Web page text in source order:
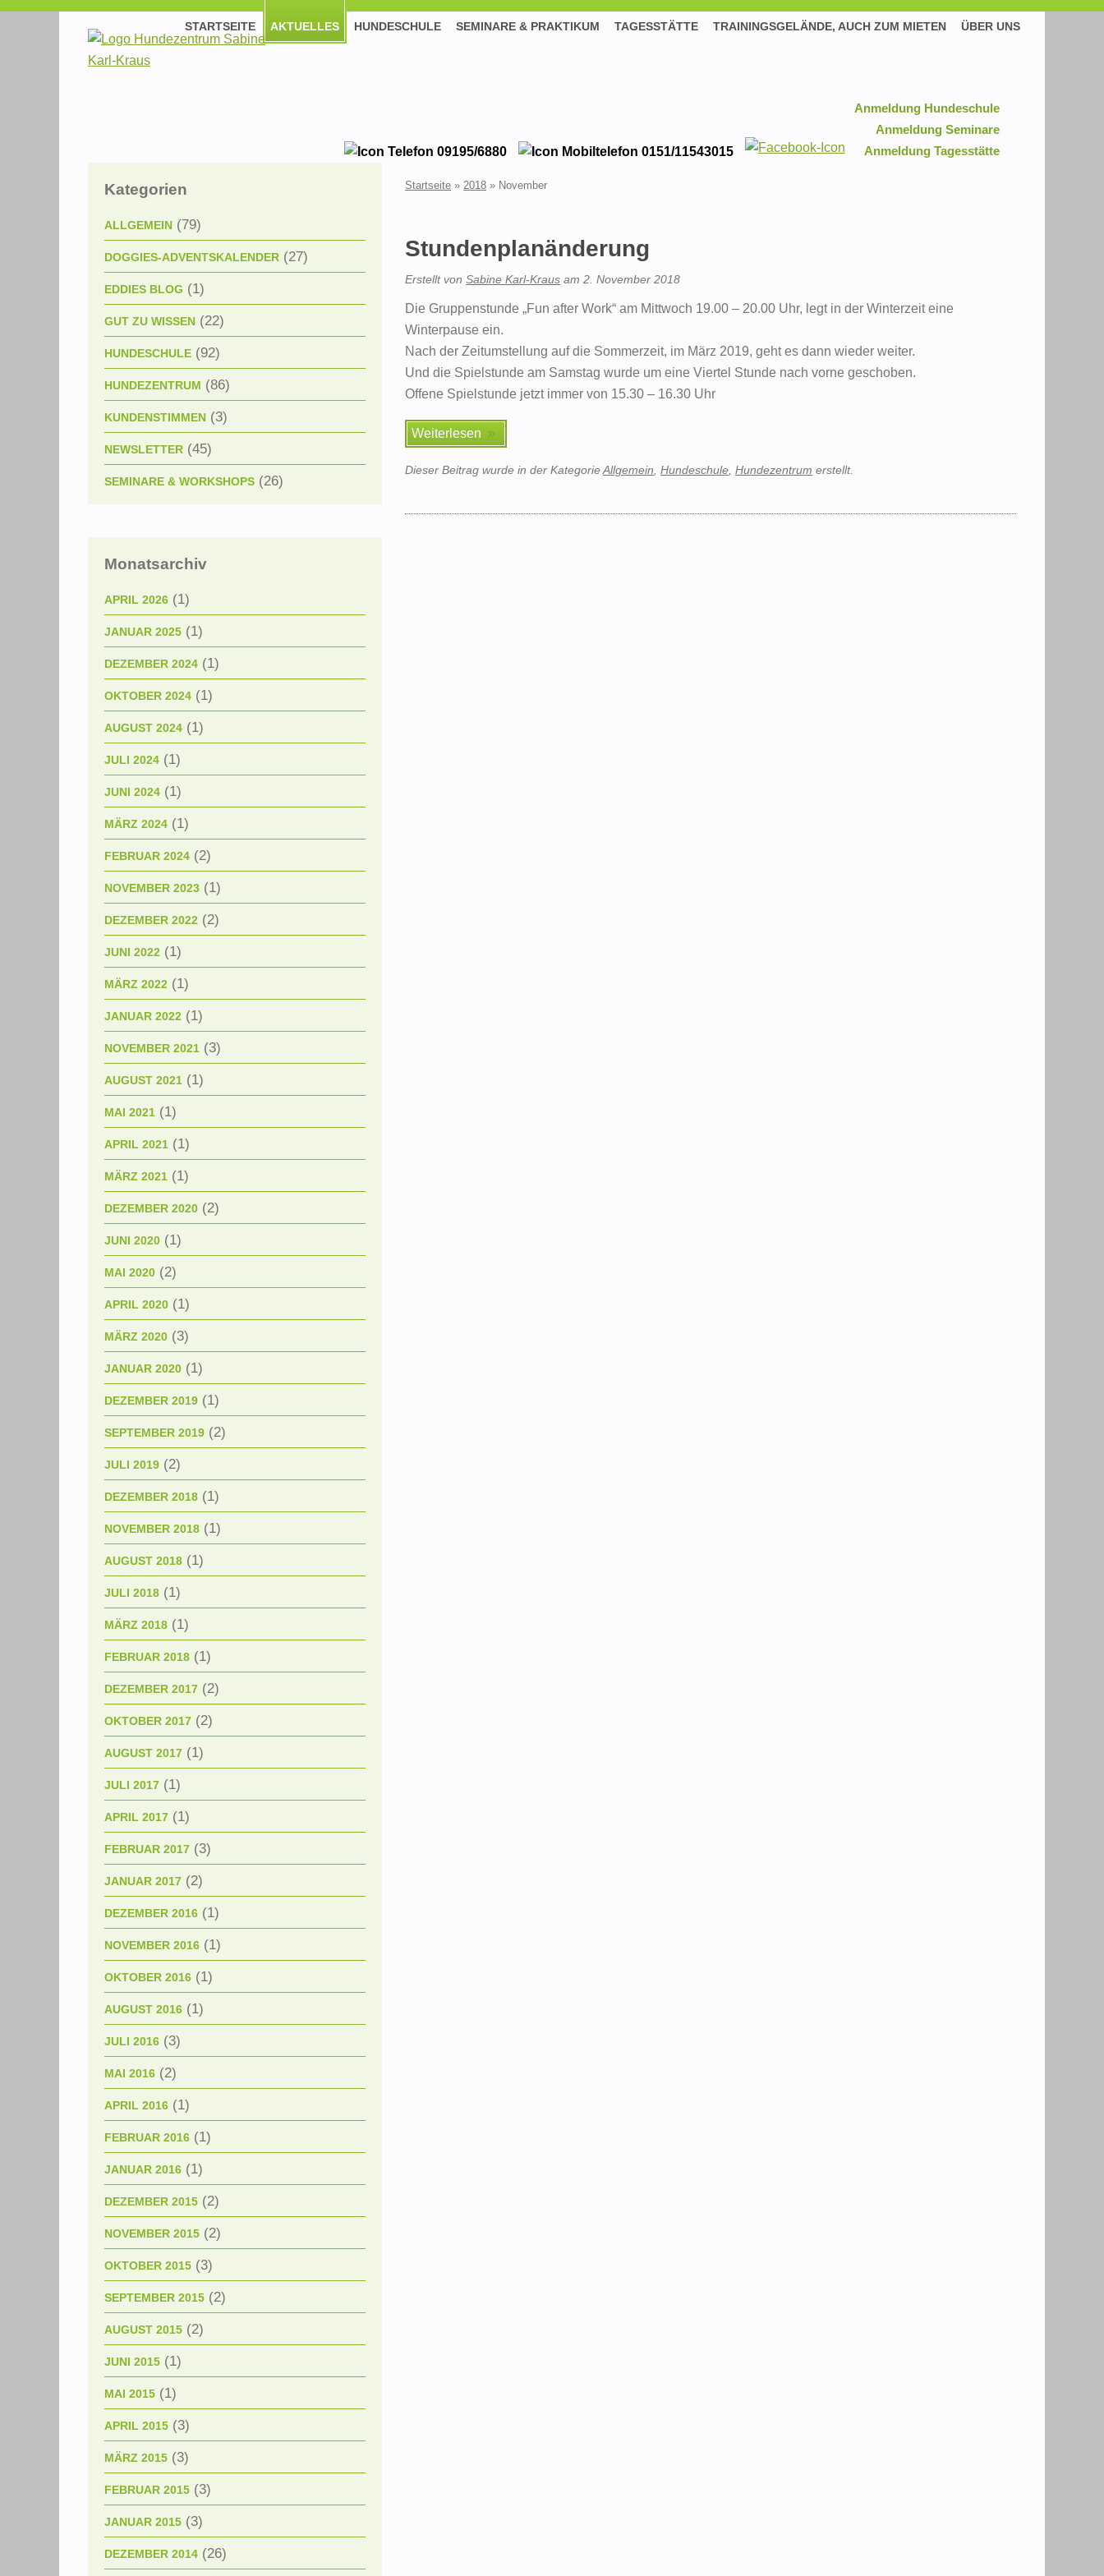
STARTSEITE AKTUELLES HUNDESCHULE SEMINARE & PRAKTIKUM TAGESSTÄTTE TRAININGSGELÄNDE, AUCH ZUM MIETEN ÜBER UNS
09195/6880 0151/11543015
Anmeldung Hundeschule
Anmeldung Seminare
Anmeldung Tagesstätte
Kategorien
ALLGEMEIN (79)
DOGGIES-ADVENTSKALENDER (27)
EDDIES BLOG (1)
GUT ZU WISSEN (22)
HUNDESCHULE (92)
HUNDEZENTRUM (86)
KUNDENSTIMMEN (3)
NEWSLETTER (45)
SEMINARE & WORKSHOPS (26)
Monatsarchiv
APRIL 2026 (1)
JANUAR 2025 (1)
DEZEMBER 2024 (1)
OKTOBER 2024 (1)
AUGUST 2024 (1)
JULI 2024 (1)
JUNI 2024 (1)
MÄRZ 2024 (1)
FEBRUAR 2024 (2)
NOVEMBER 2023 (1)
DEZEMBER 2022 (2)
JUNI 2022 (1)
MÄRZ 2022 (1)
JANUAR 2022 (1)
NOVEMBER 2021 (3)
AUGUST 2021 (1)
MAI 2021 (1)
APRIL 2021 (1)
MÄRZ 2021 (1)
DEZEMBER 2020 (2)
JUNI 2020 (1)
MAI 2020 (2)
APRIL 2020 (1)
MÄRZ 2020 (3)
JANUAR 2020 (1)
DEZEMBER 2019 (1)
SEPTEMBER 2019 (2)
JULI 2019 (2)
DEZEMBER 2018 (1)
NOVEMBER 2018 (1)
AUGUST 2018 (1)
JULI 2018 (1)
MÄRZ 2018 (1)
FEBRUAR 2018 (1)
DEZEMBER 2017 (2)
OKTOBER 2017 (2)
AUGUST 2017 (1)
JULI 2017 (1)
APRIL 2017 (1)
FEBRUAR 2017 (3)
JANUAR 2017 (2)
DEZEMBER 2016 (1)
NOVEMBER 2016 (1)
OKTOBER 2016 (1)
AUGUST 2016 (1)
JULI 2016 (3)
MAI 2016 (2)
APRIL 2016 (1)
FEBRUAR 2016 (1)
JANUAR 2016 (1)
DEZEMBER 2015 (2)
NOVEMBER 2015 (2)
OKTOBER 2015 (3)
SEPTEMBER 2015 (2)
AUGUST 2015 (2)
JUNI 2015 (1)
MAI 2015 (1)
APRIL 2015 (3)
MÄRZ 2015 (3)
FEBRUAR 2015 (3)
JANUAR 2015 (3)
DEZEMBER 2014 (26)
Startseite » 2018 » November
Stundenplanänderung
Erstellt vonSabine Karl-Kraus am2. November 2018
Die Gruppenstunde „Fun after Work“ am Mittwoch 19.00 – 20.00 Uhr, legt in der Winterzeit eine
Winterpause ein.
Nach der Zeitumstellung auf die Sommerzeit, im März 2019, geht es dann wieder weiter.
Und die Spielstunde am Samstag wurde um eine Viertel Stunde nach vorne geschoben.
Offene Spielstunde jetzt immer von 15.30 – 16.30 Uhr
Weiterlesen
Dieser Beitrag wurde in der KategorieAllgemein ,Hundeschule ,Hundezentrum erstellt.